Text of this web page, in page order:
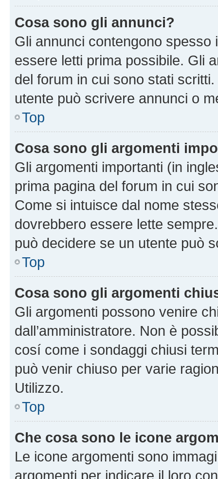
Cosa sono gli annunci?
Gli annunci contengono
essere letti prima possibile. Gli
del forum in cui sono stati
utente può scrivere annunci o
Top
Cosa sono gli argomenti
Gli argomenti importanti (in
prima pagina del forum in cui
Come si intuisce dal nome
dovrebbero essere lette
può decidere se un utente può
Top
Cosa sono gli argomenti
Gli argomenti possono venire
dall’amministratore. Non è
cosí come i sondaggi chiusi
può venir chiuso per varie
Utilizzo.
Top
Che cosa sono le icone
Le icone argomenti sono
argomenti per indicare il loro